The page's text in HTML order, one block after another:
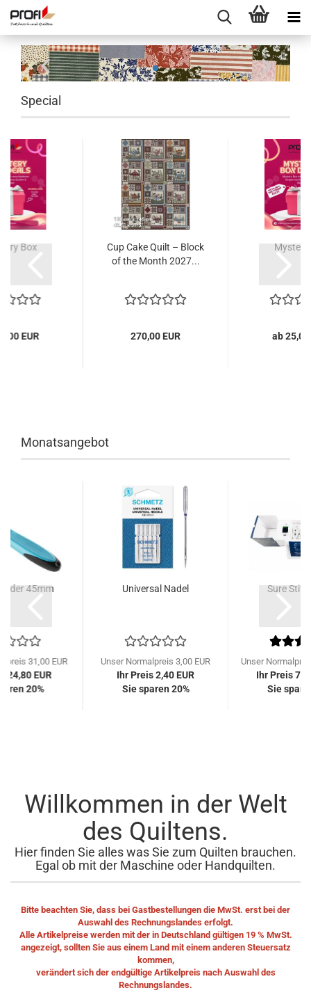
Previous Next
Special
Box
EUR
Cup Cake Quilt – Block
of the Month 2027...
270,00 EUR
Mystery
ab 25,00
Monatsangebot
45mm
31,00 EUR
24,80 EUR
20%
Universal Nadel
Unser Normalpreis 3,00 EUR
Ihr Preis 2,40 EUR
Sie sparen 20%
Sure
Unser
Ihr Preis
Sie
Willkommen in der Welt
des Quiltens.
Hier finden Sie alles was Sie zum Quilten brauchen.
Egal ob mit der Maschine oder Handquilten.
Bitte beachten Sie, dass bei Gastbestellungen die MwSt. erst bei der
Auswahl des Rechnungslandes erfolgt.
Alle Artikelpreise werden mit der in Deutschland gültigen 19 % MwSt.
angezeigt, sollten Sie aus einem Land mit einem anderen Steuersatz
kommen,
verändert sich der endgültige Artikelpreis nach Auswahl des
Rechnungslandes.